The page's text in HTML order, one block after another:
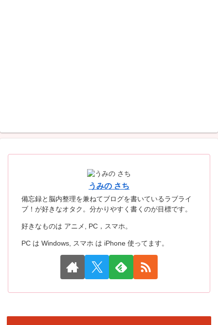
うみの さち
備忘録と脳内整理を兼ねてブログを書いているラブライ
ブ！が好きなオタク。分かりやすく書くのが目標です。
好きなものは アニメ, PC，スマホ。
PC は Windows, スマホ は iPhone 使ってます。